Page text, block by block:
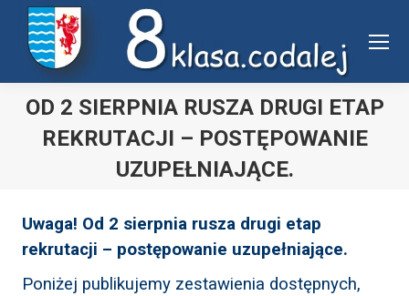
Uwaga:
witryna
zawiera
system
dostępności.
OD 2 SIERPNIA RUSZA DRUGI ETAP
REKRUTACJI – POSTĘPOWANIE
UZUPEŁNIAJĄCE.
Uwaga! Od 2 sierpnia rusza drugi etap
rekrutacji – postępowanie uzupełniające.
Poniżej publikujemy zestawienia dostępnych,